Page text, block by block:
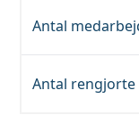
Antal
Antal